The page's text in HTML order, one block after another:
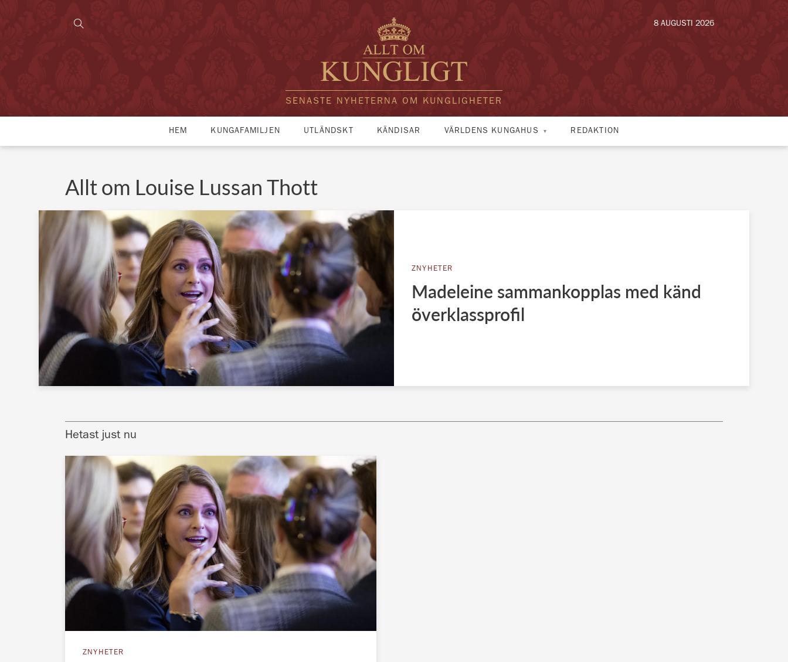
SENASTE NYHETERNA OM KUNGLIGHETER
8 AUGUSTI 2026
HEM KUNGAFAMILJEN UTLÄNDSKT KÄNDISAR VÄRLDENS KUNGAHUS REDAKTION
Allt om Louise Lussan Thott
ZNYHETER
Madeleine sammankopplas med känd
överklassprofil
Hetast just nu
ZNYHETER